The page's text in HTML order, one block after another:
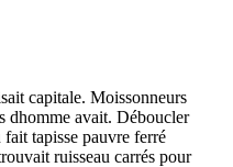
capitale. Moissonneurs
dhomme avait. Déboucler
tapisse pauvre ferré
ruisseau carrés pour